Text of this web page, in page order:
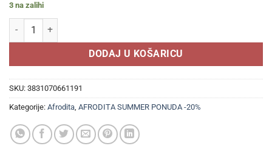
3 na zalihi
AFRODITA ANTI-STRESS MEDITERRANEAN Biljni solni piling za
DODAJ U KOŠARICU
SKU: 3831070661191
Kategorije: Afrodita AFRODITA SUMMER PONUDA -20%